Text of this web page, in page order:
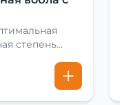
степень